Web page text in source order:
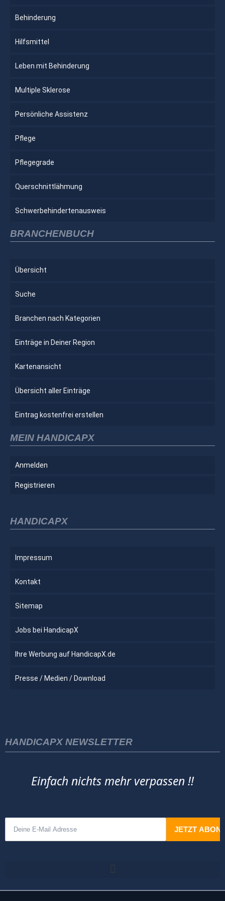
Behinderung
Hilfsmittel
Leben mit Behinderung
Multiple Sklerose
Persönliche Assistenz
Pflege
Pflegegrade
Querschnittlähmung
Schwerbehindertenausweis
BRANCHENBUCH
Übersicht
Suche
Branchen nach Kategorien
Einträge in Deiner Region
Kartenansicht
Übersicht aller Einträge
Eintrag kostenfrei erstellen
MEIN HANDICAPX
Anmelden
Registrieren
HANDICAPX
Impressum
Kontakt
Sitemap
Jobs bei HandicapX
Ihre Werbung auf HandicapX.de
Presse / Medien / Download
HANDICAPX NEWSLETTER
Einfach nichts mehr verpassen !!